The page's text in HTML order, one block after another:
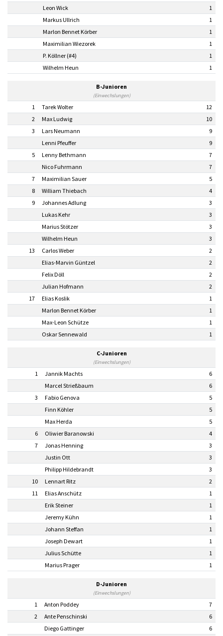
Leon Wick
1
Markus Ullrich
1
Marlon Bennet Körber
1
Maximilian Wiezorek
1
P. Köllner (#4)
1
Wilhelm Heun
1
B-Junioren
(Einwechslungen)
1 Tarek Wolter
12
2
Max Ludwig
10
3
Lars Neumann
9
Lenni Pfeuffer
9
5
Lenny Bethmann
7
Nico Fuhrmann
7
7
Maximilian Sauer
5
8
William Thiebach
4
9
Johannes Adlung
3
Lukas Kehr
3
Marius Stötzer
3
Wilhelm Heun
3
13
Carlos Weber
2
Elias-Marvin Güntzel
2
Felix Döll
2
Julian Hofmann
2
17
Elias Koslik
1
Marlon Bennet Körber
1
Max-Leon Schütze
1
Oskar Sennewald
1
C-Junioren
(Einwechslungen)
1 Jannik Machts
6
Marcel Strießbaum
6
3
Fabio Genova
5
Finn Köhler
5
Max Herda
5
6
Oliwier Baranowski
4
7
Jonas Henning
3
Justin Ott
3
Philipp Hildebrandt
3
10
Lennart Ritz
2
11
Elias Anschütz
1
Erik Steiner
1
Jeremy Kühn
1
Johann Steffan
1
Joseph Dewart
1
Julius Schütte
1
Marius Prager
1
D-Junioren
(Einwechslungen)
1 Anton Poddey
7
2
Ante Penschinski
6
Diego Gattinger
6